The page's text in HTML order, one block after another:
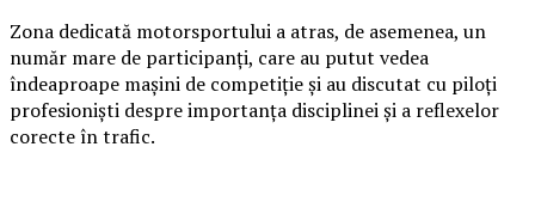
Zona dedicată motorsportului a atras, de asemenea, un
număr mare de participanți, care au putut vedea
îndeaproape mașini de competiție și au discutat cu piloți
profesioniști despre importanța disciplinei și a reflexelor
corecte în trafic.